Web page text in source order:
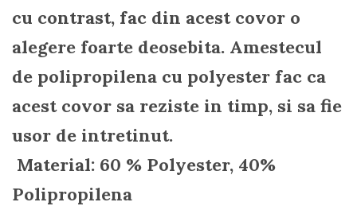
cu contrast, fac din acest covor o
alegere foarte deosebita. Amestecul
de polipropilena cu polyester fac ca
acest covor sa reziste in timp, si sa fie
usor de intretinut.
Material: 60 % Polyester, 40%
Polipropilena